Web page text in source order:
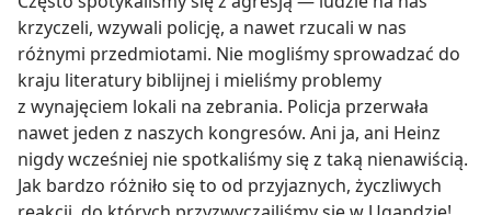
krzyczeli, wzywali policję, a nawet rzucali w nas
różnymi przedmiotami. Nie mogliśmy sprowadzać do
kraju literatury biblijnej i mieliśmy problemy
z wynajęciem lokali na zebrania. Policja przerwała
nawet jeden z naszych kongresów. Ani ja, ani Heinz
nigdy wcześniej nie spotkaliśmy się z taką nienawiścią.
Jak bardzo różniło się to od przyjaznych, życzliwych